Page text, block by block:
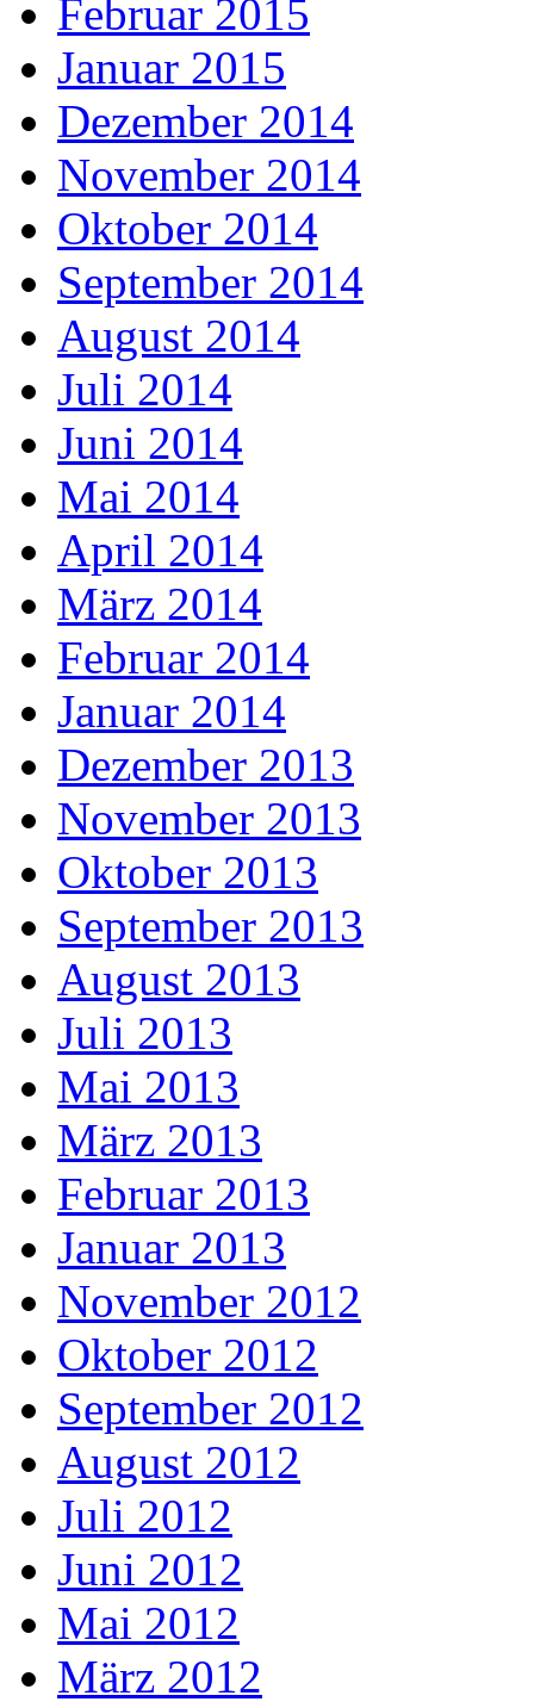
Februar 2015
Januar 2015
Dezember 2014
November 2014
Oktober 2014
September 2014
August 2014
Juli 2014
Juni 2014
Mai 2014
April 2014
März 2014
Februar 2014
Januar 2014
Dezember 2013
November 2013
Oktober 2013
September 2013
August 2013
Juli 2013
Mai 2013
März 2013
Februar 2013
Januar 2013
November 2012
Oktober 2012
September 2012
August 2012
Juli 2012
Juni 2012
Mai 2012
März 2012